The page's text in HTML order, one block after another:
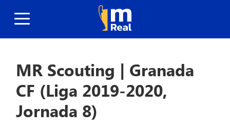
MR Scouting | Granada
CF (Liga 2019-2020,
Jornada 8)